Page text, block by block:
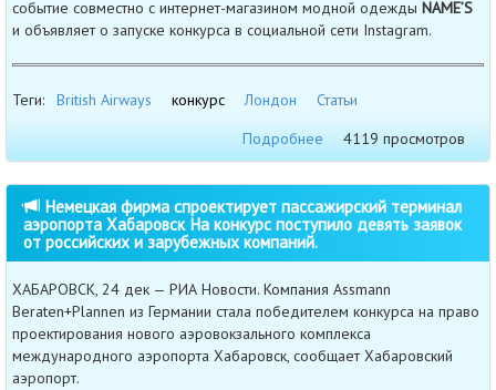
событие совместно с интернет-магазином модной одежды NAME’S
и объявляет о запуске конкурса в социальной сети Instagram.
Теги: British Airways конкурс Лондон
Статьи
Подробнее
4119 просмотров
Немецкая фирма спроектирует пассажирский терминал
аэропорта Хабаровск На конкурс поступило девять заявок
от российских и зарубежных компаний.
ХАБАРОВСК, 24 дек — РИА Новости. Компания Assmann
Beraten+Plannen из Германии стала победителем конкурса на право
проектирования нового аэровокзального комплекса
международного аэропорта Хабаровск, сообщает Хабаровский
аэропорт.